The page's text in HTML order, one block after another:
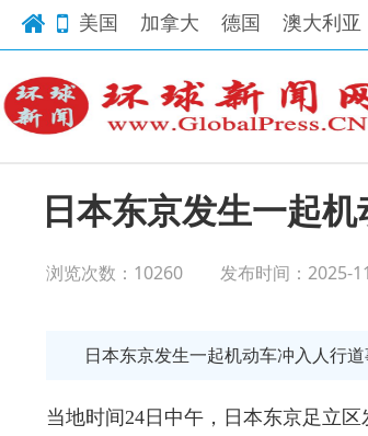
美国 加拿大 德国 澳大利亚
日本东京发生一起
浏览次数：10260 发布时间：2025-
日本东京发生一起机动车冲入人行
当地时间24日中午，日本东京足立